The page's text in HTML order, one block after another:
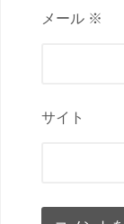
メール ※
サイト